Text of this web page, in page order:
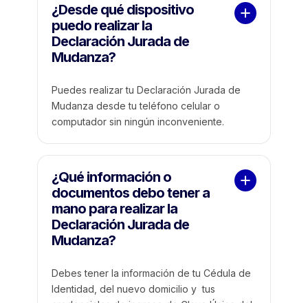
¿Desde qué dispositivo
puedo realizar la
Declaración Jurada de
Mudanza?
Puedes realizar tu Declaración Jurada de
Mudanza desde tu teléfono celular o
computador sin ningún inconveniente.
¿Qué información o
documentos debo tener a
mano para realizar la
Declaración Jurada de
Mudanza?
Debes tener la información de tu Cédula de
Identidad, del nuevo domicilio y tus